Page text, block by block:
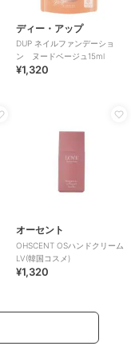
ディー・アップ
DUP ネイルファンデーショ
ン ヌードベージュ15ml
¥1,320
オーセント
OHSCENT OSハンドクリーム
LV(韓国コスメ)
¥1,320